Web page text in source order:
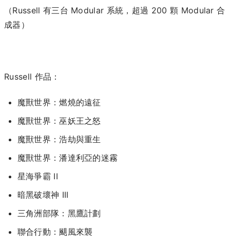
（Russell 有三台 Modular 系統，超過 200 顆 Modular 合
成器）
Russell 作品：
魔獸世界：燃燒的遠征
魔獸世界：巫妖王之怒
魔獸世界：浩劫與重生
魔獸世界：潘達利亞的迷霧
星海爭霸 II
暗黑破壞神 III
三角洲部隊：黑鷹計劃
聯合行動：颶風來襲